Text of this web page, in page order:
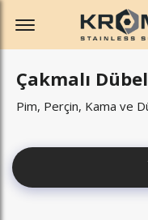
Offcanvas Menu
Çakmalı
Pim, Perçin, Kama ve